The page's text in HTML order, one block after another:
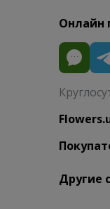
Онлайн
Другие